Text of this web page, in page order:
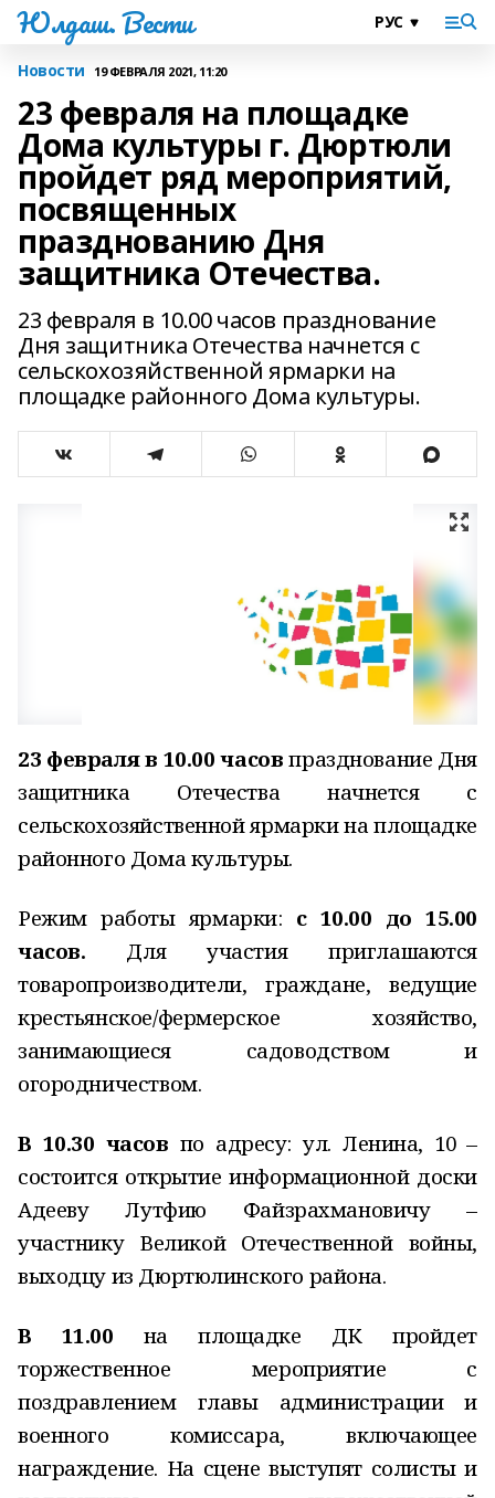
Юлдаш. Вести
Новости 19 ФЕВРАЛЯ 2021, 11:20
23 февраля на площадке
Дома культуры г. Дюртюли
пройдет ряд мероприятий,
посвященных
празднованию Дня
защитника Отечества.
23 февраля в 10.00 часов празднование
Дня защитника Отечества начнется с
сельскохозяйственной ярмарки на
площадке районного Дома культуры.
23 февраля в 10.00 часовпразднование Дня
защитника Отечества начнется с
сельскохозяйственной ярмарки на площадке
районного Дома культуры.
Режим работы ярмарки: с 10.00 до 15.00
часов. Для участия приглашаются
товаропроизводители, граждане, ведущие
крестьянское/фермерское хозяйство,
занимающиеся садоводством и
огородничеством.
В 10.30 часов по адресу: ул. Ленина, 10 –
состоится открытие информационной доски
Адееву Лутфию Файзрахмановичу –
участнику Великой Отечественной войны,
выходцу из Дюртюлинского района.
В 11.00 на площадке ДК пройдет
торжественное мероприятие с
поздравлением главы администрации и
военного комиссара, включающее
награждение. На сцене выступят солисты и